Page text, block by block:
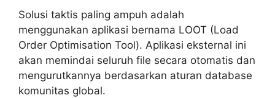
Solusi taktis paling ampuh adalah
menggunakan aplikasi bernama LOOT (Load
Order Optimisation Tool). Aplikasi eksternal ini
akan memindai seluruh file secara otomatis dan
mengurutkannya berdasarkan aturan database
komunitas global.